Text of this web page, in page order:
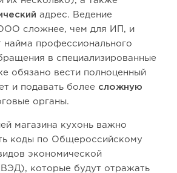
адрес. Ведение
сложнее, чем для ИП, и
найма профессионального
в специализированные
обязано вести полноценный
и подавать более сложную
органы.
магазина кухонь важно
коды по Общероссийскому
экономической
которые будут отражать